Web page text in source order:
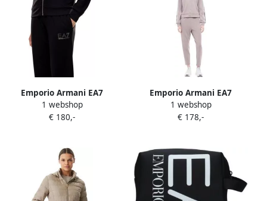
Emporio Armani EA7
Trainingspak 8NTV51 TJ9RZ
1 webshop
€ 180,-
Emporio Armani EA7
Trainingspak 7W001518
AF12501
1 webshop
€ 178,-